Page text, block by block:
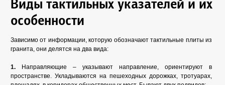
особенности
Зависимо от информации, которую обозначают тактильные плиты из
гранита, они делятся на два вида:
1. Направляющие – указывают направление, ориентируют в
пространстве. Укладываются на пешеходных дорожках, тротуарах,